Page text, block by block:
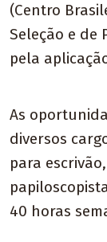
(Centro
Seleção e de
pela
As
diversos
para
40 horas